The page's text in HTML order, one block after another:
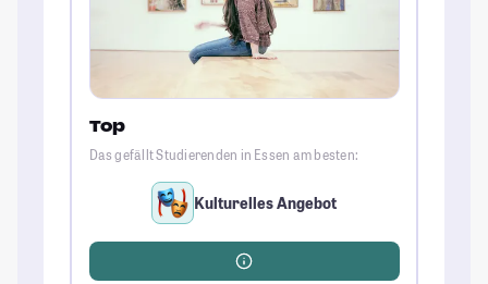
Top
Das gefällt Studierenden in Essen am besten:
Kulturelles Angebot